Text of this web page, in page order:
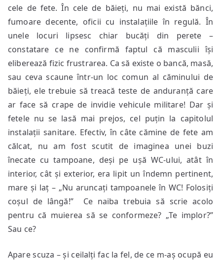
cele de fete. În cele de băieți, nu mai există bănci,
fumoare decente, oficii cu instalațiile în regulă. În
unele locuri lipsesc chiar bucăți din perete –
constatare ce ne confirmă faptul că masculii își
eliberează fizic frustrarea. Ca să existe o bancă, masă,
sau ceva scaune într-un loc comun al căminului de
băieți, ele trebuie să treacă teste de anduranță care
ar face să crape de invidie vehicule militare! Dar și
fetele nu se lasă mai prejos, cel puțin la capitolul
instalații sanitare. Efectiv, în câte cămine de fete am
călcat, nu am fost scutit de imaginea unei buzi
înecate cu tampoane, deși pe ușă WC-ului, atât în
interior, cât și exterior, era lipit un îndemn pertinent,
mare și laț – „Nu aruncați tampoanele în WC! Folosiți
coșul de lângă!” Ce naiba trebuia să scrie acolo
pentru că muierea să se conformeze? „Te implor?”
Sau ce?
Apare scuza – și ceilalți fac la fel, de ce m-aș ocupă eu